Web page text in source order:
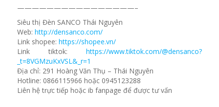
————————————————–
Siêu thị Đèn SANCO Thái Nguyên
Web: http://densanco.com/
Link shopee: https://shopee.vn/
Link tiktok: https://www.tiktok.com/@densanco?
_t=8VGMzuKxVSL&_r=1
Địa chỉ: 291 Hoàng Văn Thụ – Thái Nguyên
Hotline: 0866115966 hoặc 0945123288
Liên hệ trực tiếp hoặc ib fanpage để được tư vấn